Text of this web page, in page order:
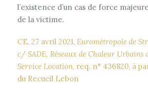
l’existence d’un cas de force
de la victime.
CE, 27 avril 2021, Eurométropole de
c/ SADE, Réseaux de Chaleur Urbains
Service Location, req. n° 436820, à
du Recueil Lebon